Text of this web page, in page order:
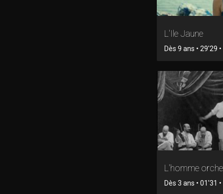
L'Ile Jaune
Dès 9 ans • 29'29
L'homme
Dès 3 ans • 01'31